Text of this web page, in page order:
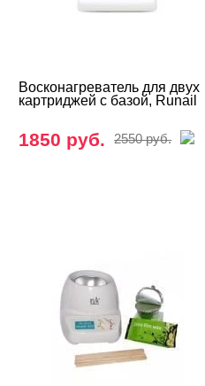
Восконагреватель для двух
картриджей с базой, Runail
1850 руб. 2550 руб.